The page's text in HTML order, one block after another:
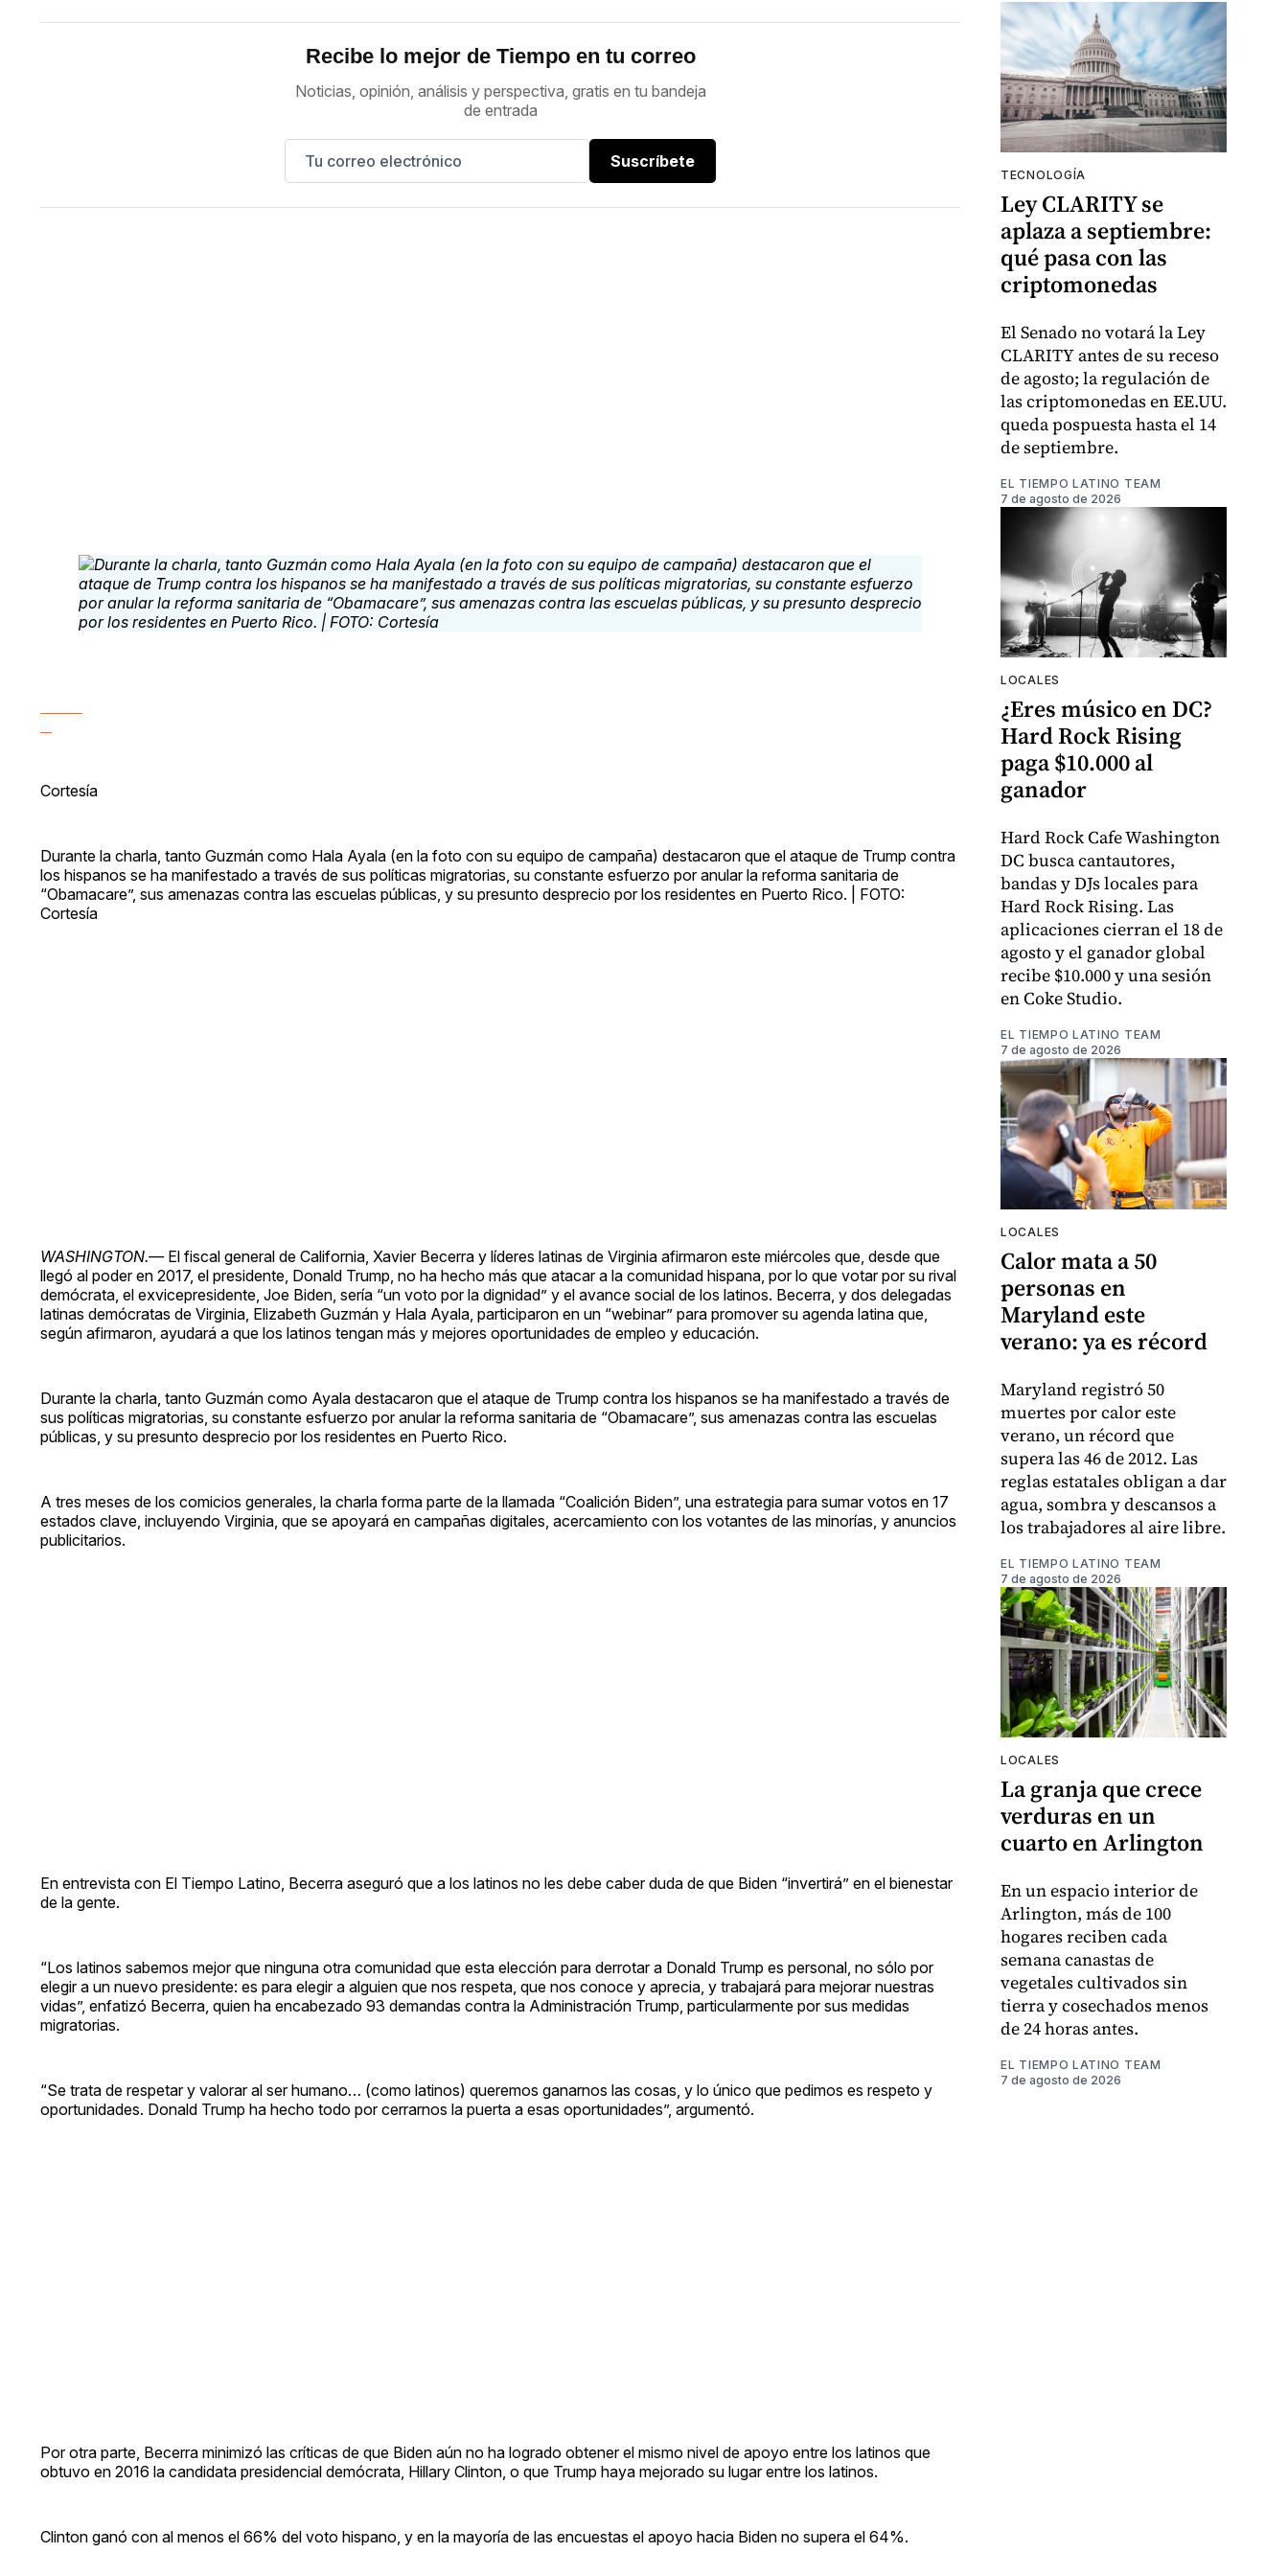
Recibe lo mejor de Tiempo en tu correo
Noticias, opinión, análisis y perspectiva, gratis en tu bandeja
de entrada
Suscríbete
Cortesía
Durante la charla, tanto Guzmán como Hala Ayala (en la foto con su equipo de campaña) destacaron que el ataque de Trump contra
los hispanos se ha manifestado a través de sus políticas migratorias, su constante esfuerzo por anular la reforma sanitaria de
“Obamacare”, sus amenazas contra las escuelas públicas, y su presunto desprecio por los residentes en Puerto Rico. | FOTO:
Cortesía
WASHINGTON.— El fiscal general de California, Xavier Becerra y líderes latinas de Virginia afirmaron este miércoles que, desde que
llegó al poder en 2017, el presidente, Donald Trump, no ha hecho más que atacar a la comunidad hispana, por lo que votar por su rival
demócrata, el exvicepresidente, Joe Biden, sería “un voto por la dignidad” y el avance social de los latinos. Becerra, y dos delegadas
latinas demócratas de Virginia, Elizabeth Guzmán y Hala Ayala, participaron en un “webinar” para promover su agenda latina que,
según afirmaron, ayudará a que los latinos tengan más y mejores oportunidades de empleo y educación.
Durante la charla, tanto Guzmán como Ayala destacaron que el ataque de Trump contra los hispanos se ha manifestado a través de
sus políticas migratorias, su constante esfuerzo por anular la reforma sanitaria de “Obamacare”, sus amenazas contra las escuelas
públicas, y su presunto desprecio por los residentes en Puerto Rico.
A tres meses de los comicios generales, la charla forma parte de la llamada “Coalición Biden”, una estrategia para sumar votos en 17
estados clave, incluyendo Virginia, que se apoyará en campañas digitales, acercamiento con los votantes de las minorías, y anuncios
publicitarios.
En entrevista con El Tiempo Latino, Becerra aseguró que a los latinos no les debe caber duda de que Biden “invertirá” en el bienestar
de la gente.
“Los latinos sabemos mejor que ninguna otra comunidad que esta elección para derrotar a Donald Trump es personal, no sólo por
elegir a un nuevo presidente: es para elegir a alguien que nos respeta, que nos conoce y aprecia, y trabajará para mejorar nuestras
vidas”, enfatizó Becerra, quien ha encabezado 93 demandas contra la Administración Trump, particularmente por sus medidas
migratorias.
“Se trata de respetar y valorar al ser humano… (como latinos) queremos ganarnos las cosas, y lo único que pedimos es respeto y
oportunidades. Donald Trump ha hecho todo por cerrarnos la puerta a esas oportunidades”, argumentó.
Por otra parte, Becerra minimizó las críticas de que Biden aún no ha logrado obtener el mismo nivel de apoyo entre los latinos que
obtuvo en 2016 la candidata presidencial demócrata, Hillary Clinton, o que Trump haya mejorado su lugar entre los latinos.
Clinton ganó con al menos el 66% del voto hispano, y en la mayoría de las encuestas el apoyo hacia Biden no supera el 64%.
TECNOLOGÍA
Ley CLARITY se
aplaza a septiembre:
qué pasa con las
criptomonedas
El Senado no votará la Ley
CLARITY antes de su receso
de agosto; la regulación de
las criptomonedas en EE.UU.
queda pospuesta hasta el 14
de septiembre.
EL TIEMPO LATINO TEAM
7 de agosto de 2026
LOCALES
¿Eres músico en DC?
Hard Rock Rising
paga $10.000 al
ganador
Hard Rock Cafe Washington
DC busca cantautores,
bandas y DJs locales para
Hard Rock Rising. Las
aplicaciones cierran el 18 de
agosto y el ganador global
recibe $10.000 y una sesión
en Coke Studio.
EL TIEMPO LATINO TEAM
7 de agosto de 2026
LOCALES
Calor mata a 50
personas en
Maryland este
verano: ya es récord
Maryland registró 50
muertes por calor este
verano, un récord que
supera las 46 de 2012. Las
reglas estatales obligan a dar
agua, sombra y descansos a
los trabajadores al aire libre.
EL TIEMPO LATINO TEAM
7 de agosto de 2026
LOCALES
La granja que crece
verduras en un
cuarto en Arlington
En un espacio interior de
Arlington, más de 100
hogares reciben cada
semana canastas de
vegetales cultivados sin
tierra y cosechados menos
de 24 horas antes.
EL TIEMPO LATINO TEAM
7 de agosto de 2026